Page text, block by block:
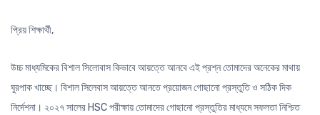
প্রিয় শিক্ষার্থী,
উচ্চ মাধ্যমিকের বিশাল সিলোবাস কিভাবে আয়ত্তে আনবে এই প্রশ্ন তোমাদের অনেকের মাথায়
ঘুরপাক খাচ্ছে। বিশাল সিলেবাস আয়ত্তে আনতে প্রয়োজন গোছানো প্রস্তুতি ও সঠিক দিক
নির্দেশনা। ২০২৭ সালের HSC পরীক্ষায় তোমাদের গোছানো প্রস্তুতির মাধ্যমে সফলতা নিশ্চিত